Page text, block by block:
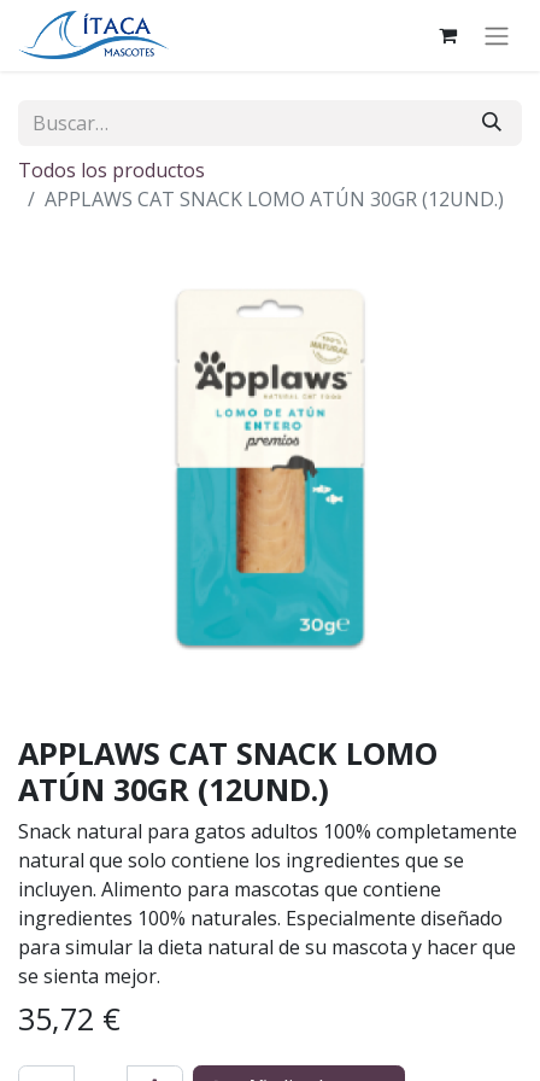
Todos los productos
APPLAWS CAT SNACK LOMO ATÚN 30GR (12UND.)
APPLAWS CAT SNACK LOMO
ATÚN 30GR (12UND.)
Snack natural para gatos adultos 100% completamente
natural que solo contiene los ingredientes que se
incluyen. Alimento para mascotas que contiene
ingredientes 100% naturales. Especialmente diseñado
para simular la dieta natural de su mascota y hacer que
se sienta mejor.
35,72 €